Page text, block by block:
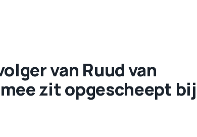
van Ruud van
zit opgescheept bij